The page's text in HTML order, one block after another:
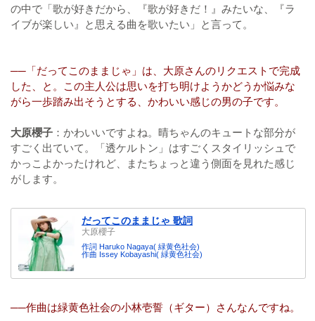
の中で「歌が好きだから、『歌が好きだ！』みたいな、『ラ
イブが楽しい』と思える曲を歌いたい」と言って。
──「だってこのままじゃ」は、大原さんのリクエストで完成
した、と。この主人公は思いを打ち明けようかどうか悩みな
がら一歩踏み出そうとする、かわいい感じの男の子です。
大原櫻子 ：かわいいですよね。晴ちゃんのキュートな部分が
すごく出ていて。「透ケルトン」はすごくスタイリッシュで
かっこよかったけれど、またちょっと違う側面を見れた感じ
がします。
だってこのままじゃ 歌詞
大原櫻子
作詞 Haruko Nagaya( 緑黄色社会)
作曲 Issey Kobayashi( 緑黄色社会)
──作曲は緑黄色社会の小林壱誓（ギター）さんなんですね。